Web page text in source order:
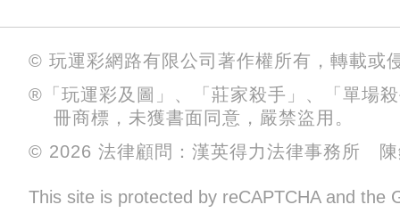
© 玩運彩網路有限公司著作權所有，轉載或
®「玩運彩及圖」、「莊家殺手」、「單場
冊商標，未獲書面同意，嚴禁盜用。
© 2026 法律顧問：漢英得力法律事務所 陳
This site is protected by reCAPTCHA and the